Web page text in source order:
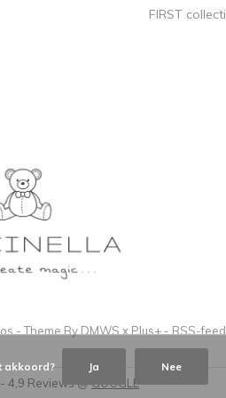
FIRST
- Theme By DMWS x Plus+ - RSS-feed
- 4,9 Reviews @GOOGLE
akkoord? Ja Nee